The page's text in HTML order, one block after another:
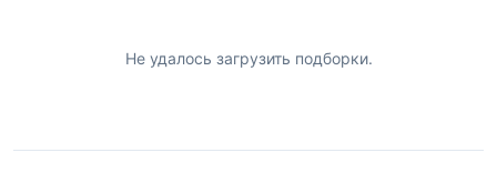
Не удалось загрузить подборки.